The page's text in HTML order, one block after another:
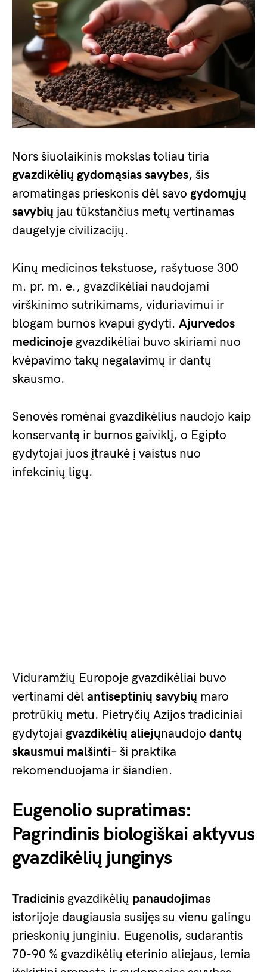
Nors šiuolaikinis mokslas toliau tiria
gvazdikėlių gydomąsias savybes, šis
aromatingas prieskonis dėl savo gydomųjų
savybių jau tūkstančius metų vertinamas
daugelyje civilizacijų.
Kinų medicinos tekstuose, rašytuose 300
m. pr. m. e., gvazdikėliai naudojami
virškinimo sutrikimams, viduriavimui ir
blogam burnos kvapui gydyti. Ajurvedos
medicinoje gvazdikėliai buvo skiriami nuo
kvėpavimo takų negalavimų ir dantų
skausmo.
Senovės romėnai gvazdikėlius naudojo kaip
konservantą ir burnos gaiviklį, o Egipto
gydytojai juos įtraukė į vaistus nuo
infekcinių ligų.
Viduramžių Europoje gvazdikėliai buvo
vertinami dėl antiseptinių savybių maro
protrūkių metu. Pietryčių Azijos tradiciniai
gydytojai gvazdikėlių aliejųnaudojo dantų
skausmui malšinti– ši praktika
rekomenduojama ir šiandien.
Eugenolio supratimas:
Pagrindinis biologiškai aktyvus
gvazdikėlių junginys
Tradicinis gvazdikėlių panaudojimas
istorijoje daugiausia susijęs su vienu galingu
prieskonių junginiu. Eugenolis, sudarantis
70-90 % gvazdikėlių eterinio aliejaus, lemia